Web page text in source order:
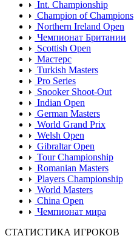
Int. Championship
Champion of Champions
Northern Ireland Open
Чемпионат Британии
Scottish Open
Мастерс
Turkish Masters
Pro Series
Snooker Shoot-Out
Indian Open
German Masters
World Grand Prix
Welsh Open
Gibraltar Open
Tour Championship
Romanian Masters
Players Championship
World Masters
China Open
Чемпионат мира
СТАТИСТИКА ИГРОКОВ